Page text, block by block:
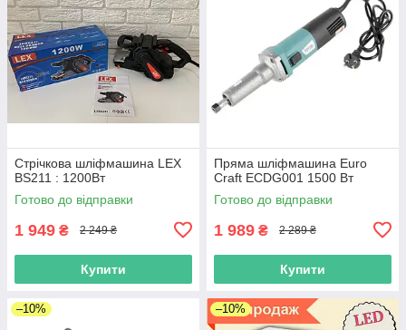
Стрічкова шліфмашина LEX
BS211 : 1200Вт
Готово до відправки
1 949 ₴ 2 249 ₴
Купити
Пряма шліфмашина Euro
Craft ECDG001 1500 Вт
Готово до відправки
1 989 ₴ 2 289 ₴
Купити
–10% –10%